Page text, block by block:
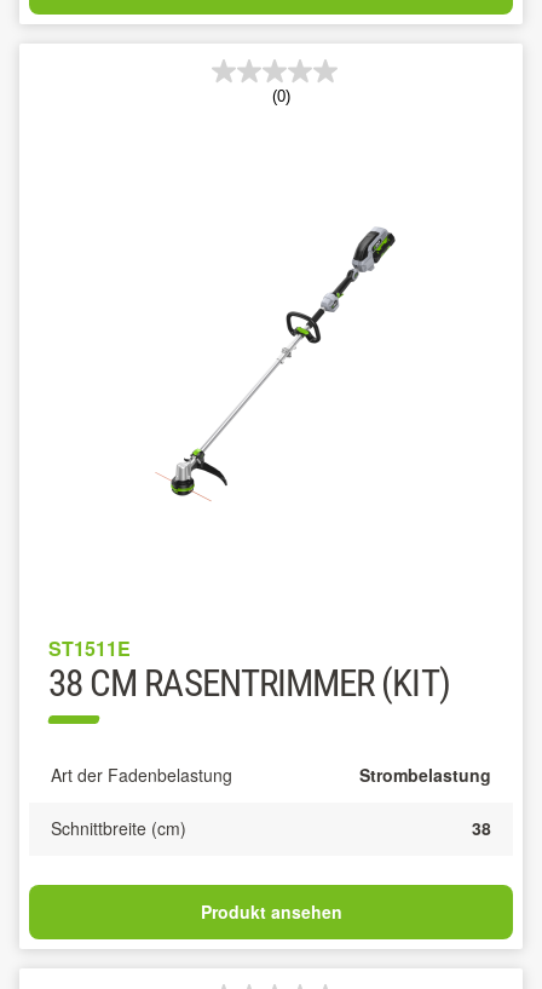
(0)
ST1511E
38 CM RASENTRIMMER (KIT)
Art der Fadenbelastung Strombelastung
Schnittbreite (cm) 38
Produkt ansehen